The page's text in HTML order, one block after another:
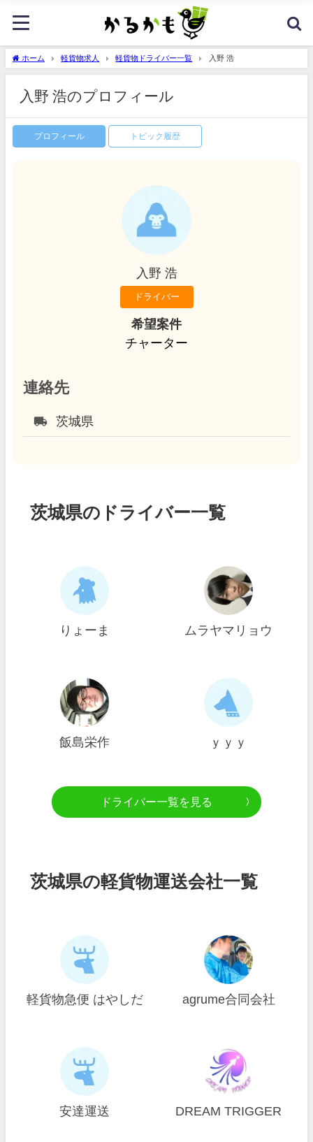
ホーム 軽貨物求人 軽貨物ドライバー一覧 入野 浩
入野 浩のプロフィール
プロフィール トピック履歴
入野 浩
ドライバー
希望案件
チャーター
連絡先
local_shipping 茨城県
茨城県のドライバー一覧
りょーま ムラヤマリョウ
飯島栄作 ｙｙｙ
ドライバー一覧を見る
茨城県の軽貨物運送会社一覧
軽貨物急便 はやしだ agrume合同会社
安達運送 DREAM TRIGGER